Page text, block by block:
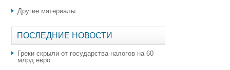
Другие материалы
ПОСЛЕДНИЕ НОВОСТИ
Греки скрыли от государства налогов на 60
млрд евро